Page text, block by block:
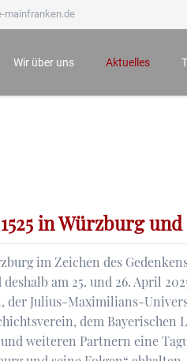
mainfranken.de
Wir über uns Aktuelles
in Würzburg
im Zeichen des
am 25. und 26. April
der Julius-Maximilians-
dem Bayerischen
weiteren Partnern eine